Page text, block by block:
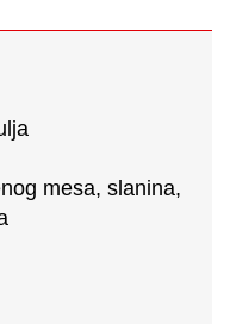
mesa, slanina,